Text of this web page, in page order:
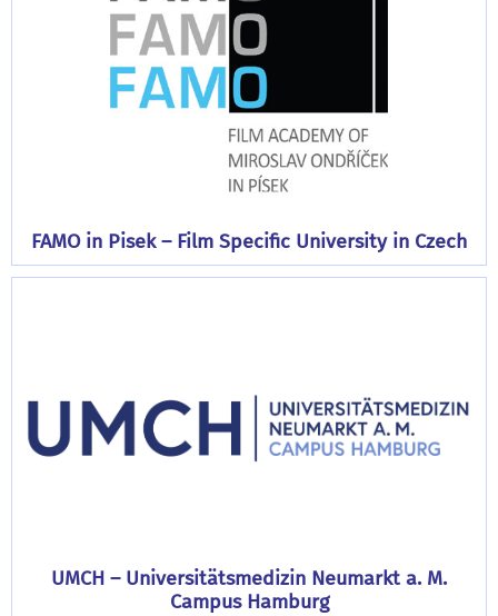
FAMO in Pisek – Film Specific University in Czech
UMCH – Universitätsmedizin Neumarkt a. M.
Campus Hamburg